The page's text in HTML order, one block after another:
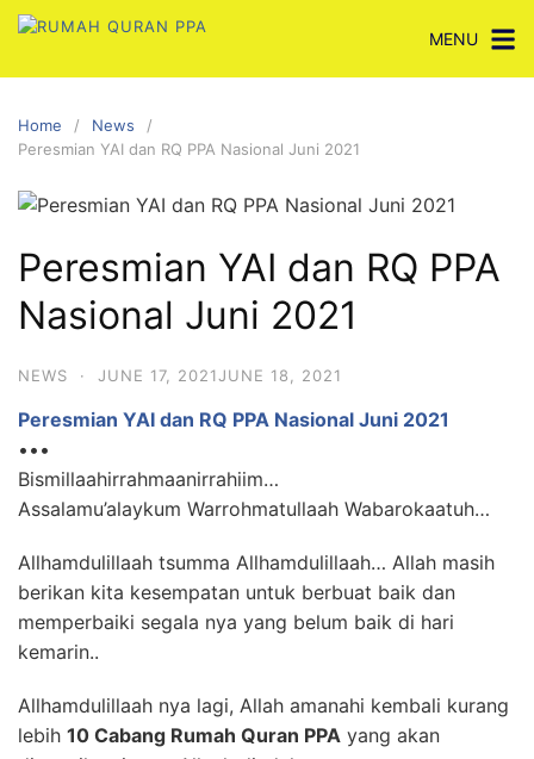
Skip
content
MENU
Home
News
Peresmian YAI dan RQ PPA Nasional Juni 2021
Peresmian YAI dan RQ PPA
Nasional Juni 2021
NEWS · JUNE 17, 2021JUNE 18, 2021
Peresmian YAI dan RQ PPA Nasional Juni 2021
•••
Bismillaahirrahmaanirrahiim…
Assalamu’alaykum Warrohmatullaah Wabarokaatuh…
Allhamdulillaah tsumma Allhamdulillaah… Allah masih
berikan kita kesempatan untuk berbuat baik dan
memperbaiki segala nya yang belum baik di hari
kemarin..
Allhamdulillaah nya lagi, Allah amanahi kembali kurang
lebih 10 Cabang Rumah Quran PPA yang akan